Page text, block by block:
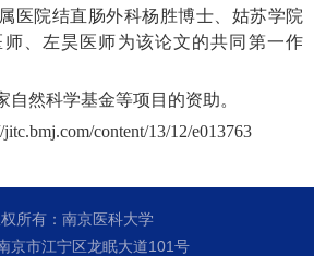
医院结直肠外科杨胜博士、姑苏学院
、左昊医师为该论文的共同第一作
自然科学基金等项目的资助。
content/13/12/e013763
权所有：南京医科大学
京市江宁区龙眠大道101号